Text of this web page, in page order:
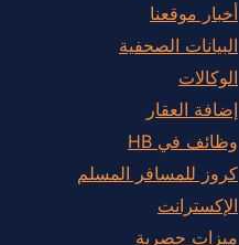
أخبار موقعنا
البيانات الصحفية
الوكالات
إضافة العقار
وظائف في HB
كروز للمسافر المسلم
الإكسترانت
ميزات حصرية